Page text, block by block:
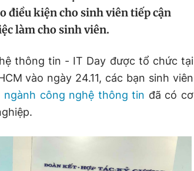
điều kiện cho sinh viên tiếp cận
làm cho sinh viên.
thông tin - IT Day được tổ chức tại
vào ngày 24.11, các bạn sinh viên
ngành công nghệ thông tin đã có cơ